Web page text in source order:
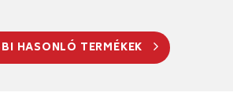
HASONLÓ TERMÉKEK